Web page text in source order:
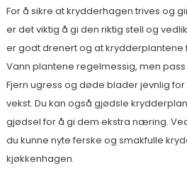
For å sikre at krydderhagen trives og
er det viktig å gi den riktig stell og
er godt drenert og at krydderplantene
Vann plantene regelmessig, men
Fjern ugress og døde blader jevnlig
vekst. Du kan også gjødsle
gjødsel for å gi dem ekstra næring.
du kunne nyte ferske og smakfulle
kjøkkenhagen.